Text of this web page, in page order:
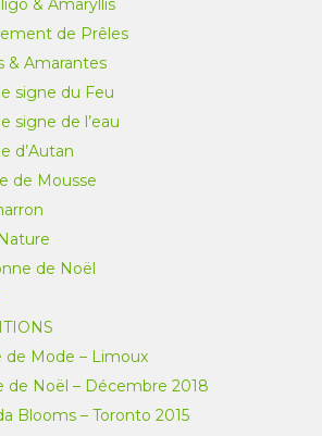
& Amaryllis
de Prêles
& Amarantes
signe du Feu
signe de l’eau
d’Autan
de Mousse
de Noël
de Mode – Limoux
de Noël – Décembre 2018
Blooms – Toronto 2015